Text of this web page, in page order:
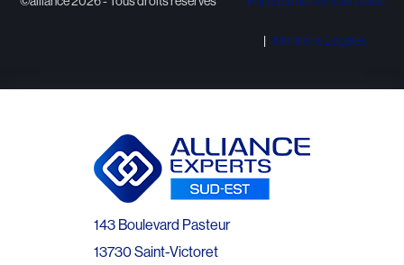
Mentions Légales
143 Boulevard Pasteur
13730 Saint-Victoret